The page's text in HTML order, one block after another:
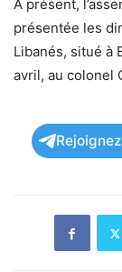
À présent,
présentée les
Libanés, situé à
avril, au colonel